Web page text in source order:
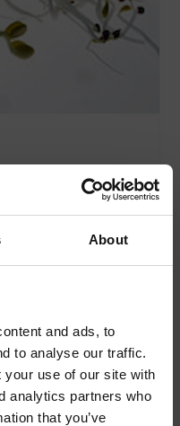
About
and ads, to
to analyse our traffic.
your use of our site with
analytics partners who
that you’ve
partita di
di
la svolta. Le
individuato la